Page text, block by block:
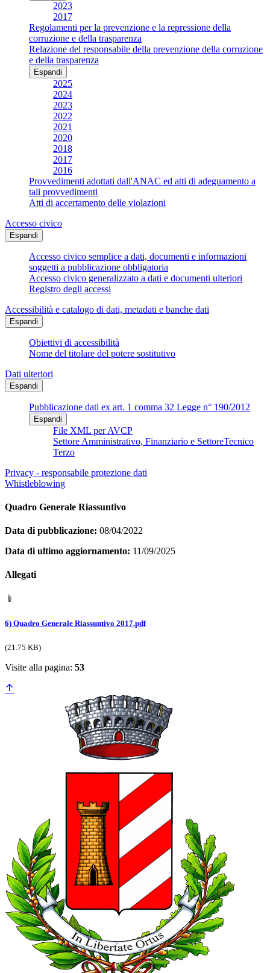
2023
2017
Regolamenti per la prevenzione e la repressione della
corruzione e della trasparenza
Relazione del responsabile della prevenzione della corruzione
e della trasparenza
Espandi
2025
2024
2023
2022
2021
2020
2018
2017
2016
Provvedimenti adottati dall'ANAC ed atti di adeguamento a
tali provvedimenti
Atti di accertamento delle violazioni
Accesso civico
Espandi
Accesso civico semplice a dati, documenti e informazioni
soggetti a pubblicazione obbligatoria
Accesso civico generalizzato a dati e documenti ulteriori
Registro degli accessi
Accessibilità e catalogo di dati, metadati e banche dati
Espandi
Obiettivi di accessibilità
Nome del titolare del potere sostitutivo
Dati ulteriori
Espandi
Pubblicazione dati ex art. 1 comma 32 Legge n° 190/2012
Espandi
File XML per AVCP
Settore Amministrativo, Finanziario e SettoreTecnico
Terzo
Privacy - responsabile protezione dati
Whistleblowing
Quadro Generale Riassuntivo
Data di pubblicazione: 08/04/2022
Data di ultimo aggiornamento: 11/09/2025
Allegati
6) Quadro Generale Riassuntivo 2017.pdf
(21.75 KB)
Visite alla pagina: 53